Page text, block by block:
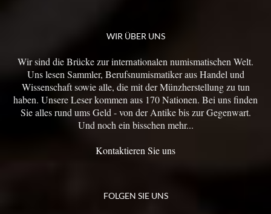
WIR ÜBER UNS
Wir sind die Brücke zur internationalen numismatischen Welt.
Uns lesen Sammler, Berufsnumismatiker aus Handel und
Wissenschaft sowie alle, die mit der Münzherstellung zu tun
haben. Unsere Leser kommen aus 170 Nationen. Bei uns finden
Sie alles rund ums Geld - von der Antike bis zur Gegenwart.
Und noch ein bisschen mehr...
Kontaktieren Sie uns
FOLGEN SIE UNS